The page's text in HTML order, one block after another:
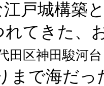
戸城構築
れてきた、
田区神田駿河
まで海だっ